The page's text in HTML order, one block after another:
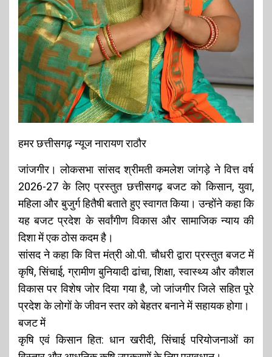
हमर छत्तीसगढ़ न्यूज नारायण राठौर
जांजगीर। लोकसभा सांसद श्रीमती कमलेश जांगड़े ने वित्त वर्ष
2026-27 के लिए प्रस्तुत छत्तीसगढ़ बजट को किसान, युवा,
महिला और बुजुर्ग हितैषी बताते हुए स्वागत किया। उन्होंने कहा कि
यह बजट प्रदेश के सर्वांगीण विकास और सामाजिक न्याय की
दिशा में एक ठोस कदम है।
सांसद ने कहा कि वित्त मंत्री ओ.पी. चौधरी द्वारा प्रस्तुत बजट में
कृषि, सिंचाई, ग्रामीण बुनियादी ढांचा, शिक्षा, स्वास्थ्य और कौशल
विकास पर विशेष जोर दिया गया है, जो जांजगीर जिले सहित पूरे
प्रदेश के लोगों के जीवन स्तर को बेहतर बनाने में सहायक होगा।
बजट में
कृषि एवं किसान हित: धान खरीदी, सिंचाई परियोजनाओं का